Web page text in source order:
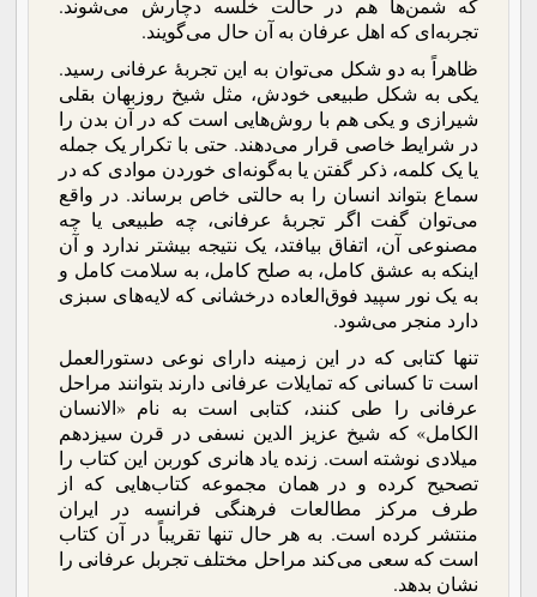
که شمن‌ها هم در حالت خلسه دچارش می‌شوند.
تجربه‌ای که اهل عرفان به آن حال می‌گویند.
ظاهراً به دو شکل می‌توان به این تجربۀ عرفانی رسید.
یکی به شکل طبیعی خودش، مثل شیخ روزبهان بقلی
شیرازی و یکی هم با روش‌هایی است که در آن بدن را
در شرایط خاصی قرار می‌دهند. حتی با تکرار یک جمله
یا یک کلمه، ذکر گفتن یا به‌گونه‌ای خوردن موادی که در
سماع بتواند انسان را به حالتی خاص برساند. در واقع
می‌توان گفت اگر تجربۀ عرفانی، چه طبیعی یا چه
مصنوعی آن، اتفاق بیافتد، یک نتیجه بیشتر ندارد و آن
اینکه به عشق کامل، به صلح کامل، به سلامت کامل و
به یک نور سپید فوق‌العاده درخشانی که لایه‌های سبزی
دارد منجر می‌شود.
تنها کتابی که در این زمینه دارای نوعی دستور‌العمل‌
است تا کسانی که تمایلات عرفانی دارند بتوانند مراحل
عرفانی را طی کنند، کتابی است به نام «الانسان
الکامل» که شیخ عزیز الدین نسفی در قرن سیزدهم
میلادی نوشته است. زنده یاد هانری کوربن این کتاب را
تصحیح کرده و در همان مجموعه کتاب‌هایی که از
طرف مرکز مطالعات فرهنگی فرانسه در ایران
منتشر کرده است. به هر حال تنها تقریباً در آن کتاب
است که سعی می‌کند مراحل مختلف تجربل عرفانی را
نشان بدهد.